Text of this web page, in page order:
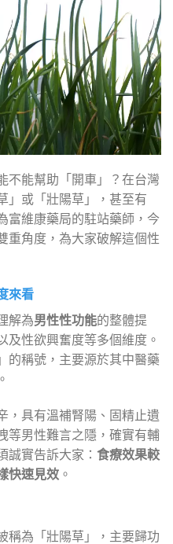
不能幫助「開車」？在台灣
」或「壯陽草」，甚至有
富維康藥局的駐站藥師，今
重角度，為大家破解這個性
來看
解為男性性功能的整體提
及性欲興奮度等多個維度。
的稱號，主要源於其中醫藥
，具有溫補腎陽、固精止遺
等男性難言之隱，確實有輔
誠實告訴大家： 食療效果較
快速見效 。
稱為「壯陽草」，主要歸功